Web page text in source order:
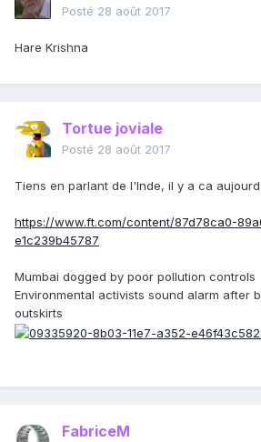
Posté 28 août 2017
Hare Krishna
Tortue joviale
Posté 28 août 2017
Tiens en parlant de l'Inde, il y a ca
https://www.ft.com/content/87d78ca0-
e1c239b45787
Mumbai dogged by poor pollution controls
Environmental activists sound alarm after
outskirts
FabriceM